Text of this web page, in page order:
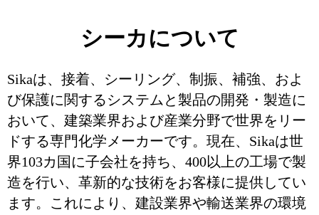
シーカについて
Sikaは、接着、シーリング、制振、補強、およ
び保護に関するシステムと製品の開発・製造に
おいて、建築業界および産業分野で世界をリー
ドする専門化学メーカーです。現在、Sikaは世
界103カ国に子会社を持ち、400以上の工場で製
造を行い、革新的な技術をお客様に提供してい
ます。これにより、建設業界や輸送業界の環境